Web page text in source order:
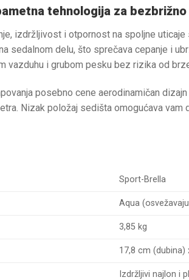
tehnologija za
izdržljivost i otpornost na spoljne
sedalnom delu, što sprečava cepanje i
vazduhu i grubom pesku bez rizika od
posebno cene aerodinamičan
Nizak položaj sedišta omogućava
Sport-Brella
Aqua
3,85 kg
17,8 cm (dubina)
Izdržljivi najlon i